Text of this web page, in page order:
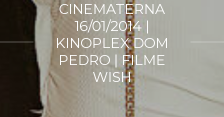
CINEMATERNA
16/01/2014 |
KINOPLEX DOM
PEDRO | FILME
WISH